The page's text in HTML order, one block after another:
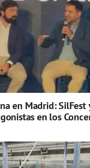
en Madrid: SilFest
en los